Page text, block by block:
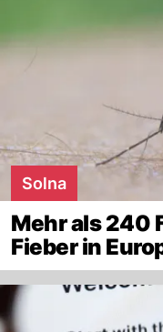
Solna
Mehr als 240
Fieber in